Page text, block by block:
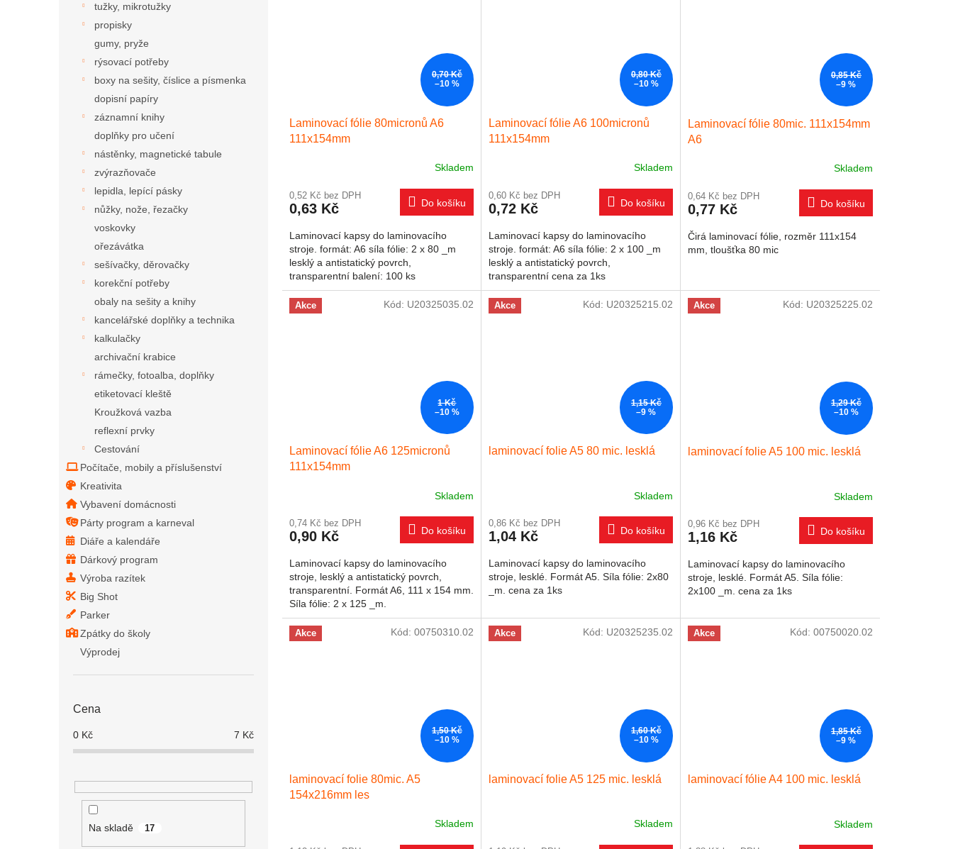
tužky, mikrotužky
propisky
gumy, pryže
rýsovací potřeby
boxy na sešity, číslice a písmenka
dopisní papíry
záznamní knihy
doplňky pro učení
nástěnky, magnetické tabule
zvýrazňovače
lepidla, lepící pásky
nůžky, nože, řezačky
voskovky
ořezávátka
sešívačky, děrovačky
korekční potřeby
obaly na sešity a knihy
kancelářské doplňky a technika
kalkulačky
archivační krabice
rámečky, fotoalba, doplňky
etiketovací kleště
Kroužková vazba
reflexní prvky
Cestování
Počítače, mobily a příslušenství
Kreativita
Vybavení domácnosti
Párty program a karneval
Diáře a kalendáře
Dárkový program
Výroba razítek
Big Shot
Parker
Zpátky do školy
Výprodej
Cena
0 Kč 7 Kč
Na skladě 17
0,70 Kč
–10 %
Laminovací fólie 80micronů A6
111x154mm
Skladem
0,52 Kč bez DPH
0,63 Kč Do košíku
Laminovací kapsy do laminovacího
stroje. formát: A6 síla fólie: 2 x 80 _m
lesklý a antistatický povrch,
transparentní balení: 100 ks
0,80 Kč
–10 %
Laminovací fólie A6 100micronů
111x154mm
Skladem
0,60 Kč bez DPH
0,72 Kč Do košíku
Laminovací kapsy do laminovacího
stroje. formát: A6 síla fólie: 2 x 100 _m
lesklý a antistatický povrch,
transparentní cena za 1ks
0,85 Kč
–9 %
Laminovací fólie 80mic. 111x154mm
A6
Skladem
0,64 Kč bez DPH
0,77 Kč Do košíku
Čirá laminovací fólie, rozměr 111x154
mm, tloušťka 80 mic
Akce
1 Kč
–10 %
Laminovací fólie A6 125micronů
111x154mm
Skladem
0,74 Kč bez DPH
0,90 Kč Do košíku
Laminovací kapsy do laminovacího
stroje, lesklý a antistatický povrch,
transparentní. Formát A6, 111 x 154 mm.
Síla fólie: 2 x 125 _m.
Kód: U20325035.02 Akce
1,15 Kč
–9 %
laminovací folie A5 80 mic. lesklá
Skladem
0,86 Kč bez DPH
1,04 Kč Do košíku
Laminovací kapsy do laminovacího
stroje, lesklé. Formát A5. Síla fólie: 2x80
_m. cena za 1ks
Kód: U20325215.02 Akce
1,29 Kč
–10 %
laminovací folie A5 100 mic. lesklá
Skladem
0,96 Kč bez DPH
1,16 Kč Do košíku
Laminovací kapsy do laminovacího
stroje, lesklé. Formát A5. Síla fólie:
2x100 _m. cena za 1ks
Kód: U20325225.02
Akce
1,50 Kč
–10 %
laminovací folie 80mic. A5
154x216mm les
Skladem
Kód: 00750310.02 Akce
1,60 Kč
–10 %
laminovací folie A5 125 mic. lesklá
Skladem
Kód: U20325235.02 Akce
1,85 Kč
–9 %
laminovací fólie A4 100 mic. lesklá
Skladem
Kód: 00750020.02